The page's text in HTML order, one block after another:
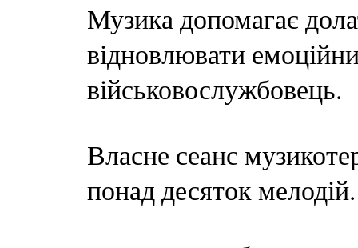
Музика допомагає
відновлювати
військовослужбовець.
Власне сеанс
понад десяток мелодій.